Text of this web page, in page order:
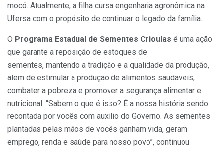
mocó. Atualmente, a filha cursa engenharia agronômica na
Ufersa com o propósito de continuar o legado da família.
O Programa Estadual de Sementes Crioulas é uma ação
que garante a reposição de estoques de
sementes, mantendo a tradição e a qualidade da produção,
além de estimular a produção de alimentos saudáveis,
combater a pobreza e promover a segurança alimentar e
nutricional. “Sabem o que é isso? É a nossa história sendo
recontada por vocês com auxílio do Governo. As sementes
plantadas pelas mãos de vocês ganham vida, geram
emprego, renda e saúde para nosso povo”, continuou